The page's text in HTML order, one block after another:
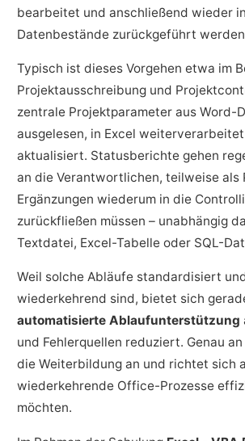
bearbeitet und anschließend wieder
Datenbestände zurückgeführt
Typisch ist dieses Vorgehen etwa im
Projektausschreibung und
zentrale Projektparameter aus Word-
ausgelesen, in Excel
aktualisiert. Statusberichte gehen
an die Verantwortlichen, teilweise als
Ergänzungen wiederum in die
zurückfließen müssen – unabhängig
Textdatei, Excel-Tabelle oder SQL-
Weil solche Abläufe standardisiert
wiederkehrend sind, bietet sich
automatisierte Ablaufunterstützung
und Fehlerquellen reduziert. Genau
die Weiterbildung an und richtet sich
wiederkehrende Office-Prozesse
möchten.